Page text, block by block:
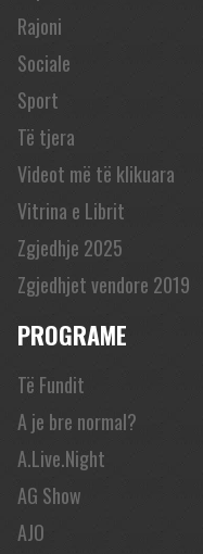
Rajoni
Sociale
Sport
Të tjera
Videot më të klikuara
Vitrina e Librit
Zgjedhje 2025
Zgjedhjet vendore 2019
PROGRAME
Të Fundit
A je bre normal?
A.Live.Night
AG Show
AJO